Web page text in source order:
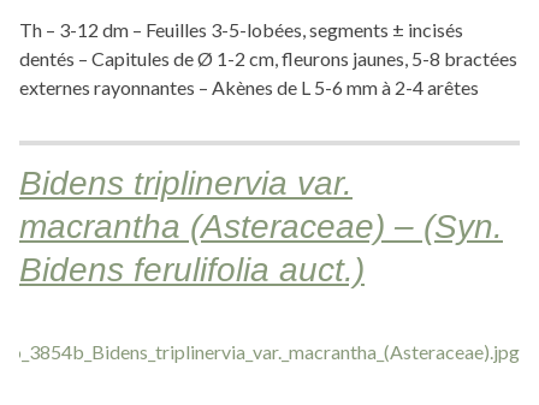
Th – 3-12 dm – Feuilles 3-5-lobées, segments ± incisés
dentés – Capitules de Ø 1-2 cm, fleurons jaunes, 5-8 bractées
externes rayonnantes – Akènes de L 5-6 mm à 2-4 arêtes
Bidens triplinervia var.
macrantha (Asteraceae) – (Syn.
Bidens ferulifolia auct.)